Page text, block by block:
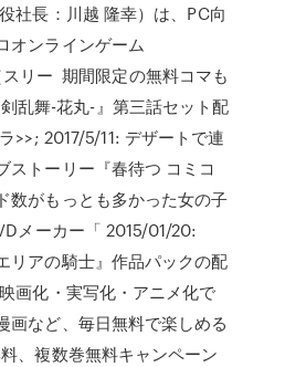
社長：川越 隆幸）は、PC向
オンラインゲーム
スリー 期間限定の無料コマも
乱舞-花丸-』第三話セット配
>>; 2017/5/11: デザートで連
ストーリー『春待つ コミコ
数がもっとも多かった女の子
メーカー「 2015/01/20:
リアの騎士』作品パックの配
画化・実写化・アニメ化で
画など、毎日無料で楽しめる
、複数巻無料キャンペーン